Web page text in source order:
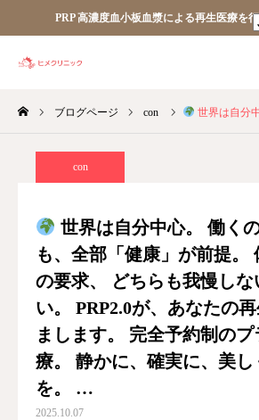
PRP 高濃度血小板血漿による再生医療を
ブログページ con 世界は自分中心。 働くのも、遊ぶのも、全部「健康」が前提。 体の痛み、心の要求、
con
世界は自分中心。 働く
も、全部「健康」が前提。
の要求、 どちらも我慢しな
い。 PRP2.0が、あなたの
まします。 完全予約制の
療。 静かに、確実に、美し
を。 …
2025.10.07
TEL
Instagram
あなたの細胞が、あなたを治す。
ヒメクリニック
ヒメクリニック通信
ニュース